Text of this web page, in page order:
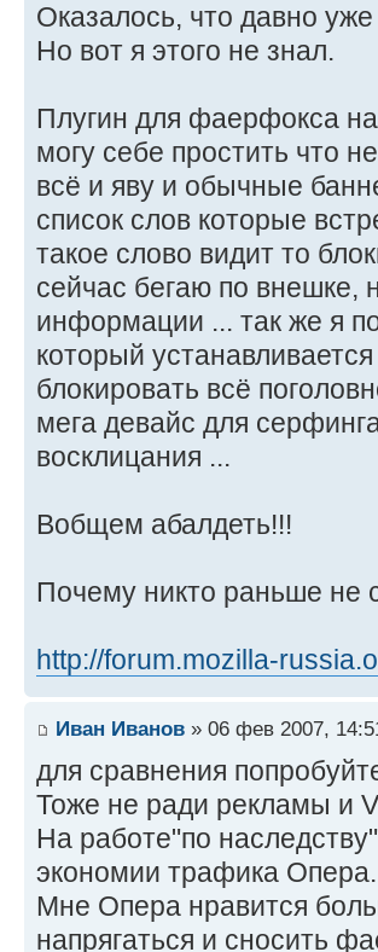
Оказалось, что давно
Но вот я этого не знал.
Плугин для фаерфокса
могу себе простить что
всё и яву и обычные
список слов которые
такое слово видит то
сейчас бегаю по внешке,
информации ... так же я
который
блокировать всё
мега девайс для
восклицания ...
Вобщем абалдеть!!!
Почему никто раньше не
http://forum.mozilla-
Иван Иванов » 06 фев 2007,
для сравнения
Тоже не ради рекламы и
На работе"по
экономии трафика Опера.
Мне Опера нравится
напрягаться и сносить